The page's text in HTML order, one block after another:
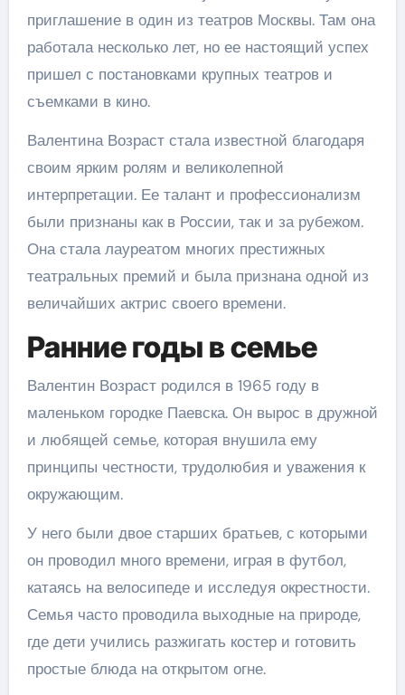
приглашение в один из театров Москвы. Там она
работала несколько лет, но ее настоящий успех
пришел с постановками крупных театров и
съемками в кино.
Валентина Возраст стала известной благодаря
своим ярким ролям и великолепной
интерпретации. Ее талант и профессионализм
были признаны как в России, так и за рубежом.
Она стала лауреатом многих престижных
театральных премий и была признана одной из
величайших актрис своего времени.
Ранние годы в семье
Валентин Возраст родился в 1965 году в
маленьком городке Паевска. Он вырос в дружной
и любящей семье, которая внушила ему
принципы честности, трудолюбия и уважения к
окружающим.
У него были двое старших братьев, с которыми
он проводил много времени, играя в футбол,
катаясь на велосипеде и исследуя окрестности.
Семья часто проводила выходные на природе,
где дети учились разжигать костер и готовить
простые блюда на открытом огне.